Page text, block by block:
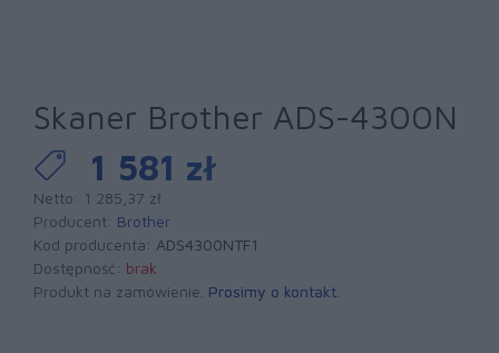
Skaner Brother ADS-4300N
1 581 zł
Netto: 1 285,37 zł
Producent: Brother
Kod producenta: ADS4300NTF1
Dostępność: brak
Produkt na zamówienie. Prosimy o kontakt